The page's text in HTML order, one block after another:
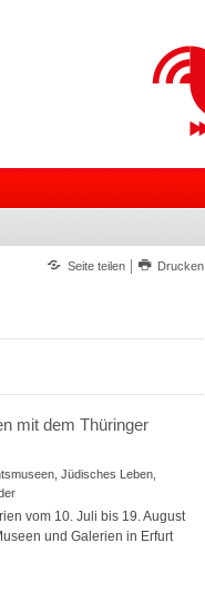
Seite teilen Drucken
mit dem Thüringer
Jüdisches Leben,
vom 10. Juli bis 19. August
und Galerien in Erfurt